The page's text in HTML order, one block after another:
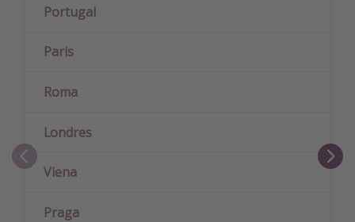
Portugal
Paris
Roma
Londres
Viena
Praga